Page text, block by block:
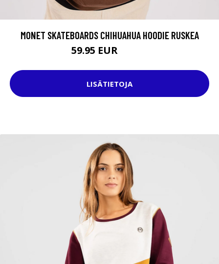
MONET SKATEBOARDS CHIHUAHUA HOODIE RUSKEA
59.95 EUR
LISÄTIETOJA